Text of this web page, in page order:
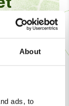
About
ads, to